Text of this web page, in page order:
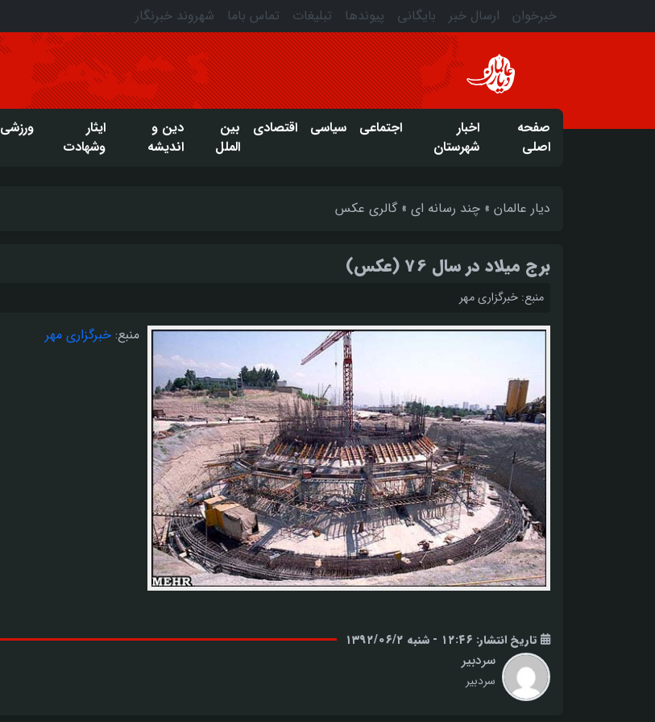
خبرخوان ارسال خبر بایگانی پیوندها تبلیغات تماس باما شهروند خبرنگار
صفحه
اصلی
اخبار
شهرستان
اجتماعی سیاسی اقتصادی
بین
الملل
دین و
اندیشه
ایثار
وشهادت
ورزشی
دیار عالمان » چند رسانه ای » گالری عکس
برج میلاد در سال 76 (عکس)
منبع: خبرگزاری مهر
منبع: خبرگزاری مهر
تاریخ انتشار: ۱۲:۴۶ - شنبه ۱۳۹۲/۰۶/۲
سردبیر
سردبیر